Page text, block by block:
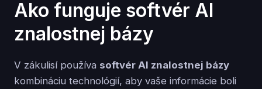
Ako funguje softvér AI
znalostnej bázy
V zákulisí používa softvér AI znalostnej bázy
kombináciu technológií, aby vaše informácie boli